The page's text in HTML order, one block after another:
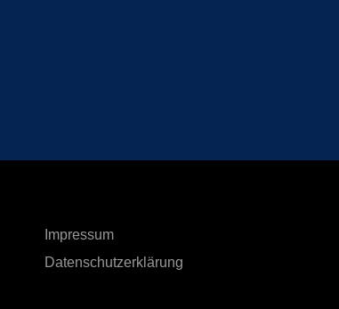
Impressum
Datenschutzerklärung